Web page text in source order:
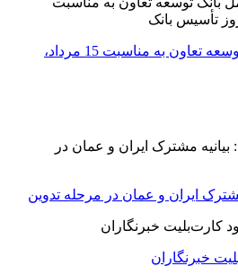
پیام مدیرعامل بانک توسعه تعاون به مناسبت 15 مرداد،
مشترک ایران و عمان در مرحله تدوین
خبرنگاران